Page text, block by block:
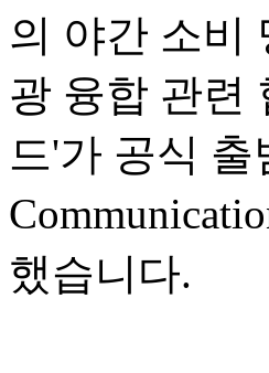
의 야간 소비
광 융합 관련
드'가 공식
했습니다.